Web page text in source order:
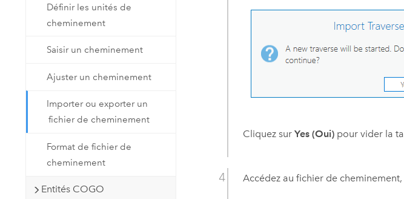
Définir les unités de
cheminement
Saisir un cheminement
Ajuster un cheminement
Importer ou exporter un
fichier de cheminement
Format de fichier de
cheminement
Entités COGO
Cliquez surYes (Oui) pour vider la
Accédez au fichier de